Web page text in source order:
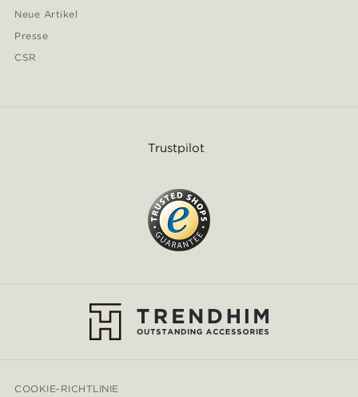
Neue Artikel
Presse
CSR
Trustpilot
COOKIE-RICHTLINIE